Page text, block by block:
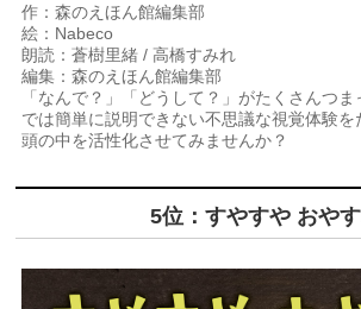
作：森のえほん館編集部
絵：Nabeco
朗読：蒼樹里緒 / 高橋すみれ
編集：森のえほん館編集部
「なんで？」「どうして？」がたくさんつ
では簡単に説明できない不思議な視覚体験を
頭の中を活性化させてみませんか？
5位：すやすや おや